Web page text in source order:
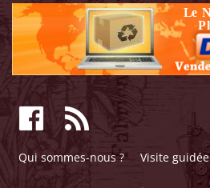
Qui sommes-nous ? Visite guidée